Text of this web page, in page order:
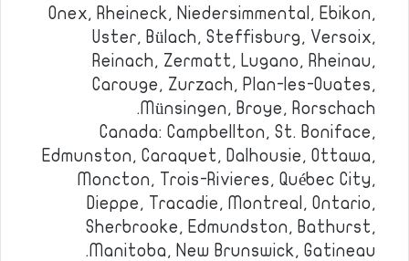
Onex, Rheineck, Niedersimmental, Ebikon,
Uster, Bülach, Steffisburg, Versoix,
Reinach, Zermatt, Lugano, Rheinau,
Carouge, Zurzach, Plan-les-Ouates,
Münsingen, Broye, Rorschach.
Canada: Campbellton, St. Boniface,
Edmunston, Caraquet, Dalhousie, Ottawa,
Moncton, Trois-Rivieres, Québec City,
Dieppe, Tracadie, Montreal, Ontario,
Sherbrooke, Edmundston, Bathurst,
Manitoba, New Brunswick, Gatineau.